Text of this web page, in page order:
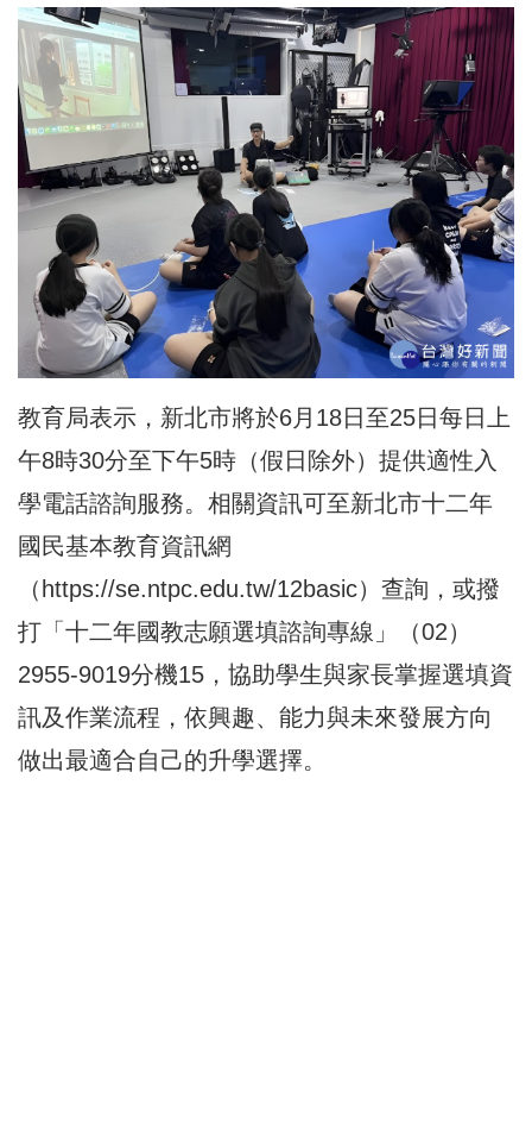
教育局表示，新北市將於6月18日至25日每日上
午8時30分至下午5時（假日除外）提供適性入
學電話諮詢服務。相關資訊可至新北市十二年
國民基本教育資訊網
（ https://se.ntpc.edu.tw/12basic）查詢，或撥
打「十二年國教志願選填諮詢專線」（02）
2955-9019分機15，協助學生與家長掌握選填資
訊及作業流程，依興趣、能力與未來發展方向
做出最適合自己的升學選擇。